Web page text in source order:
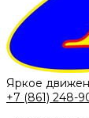
Яркое
+7 (861) 248-